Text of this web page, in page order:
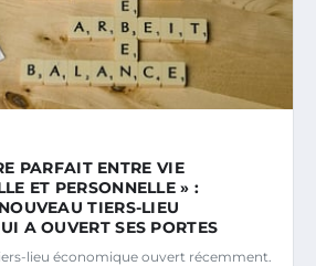
PARFAIT ENTRE VIE
ET PERSONNELLE » :
TIERS-LIEU
A OUVERT SES PORTES
lieu économique ouvert récemment.